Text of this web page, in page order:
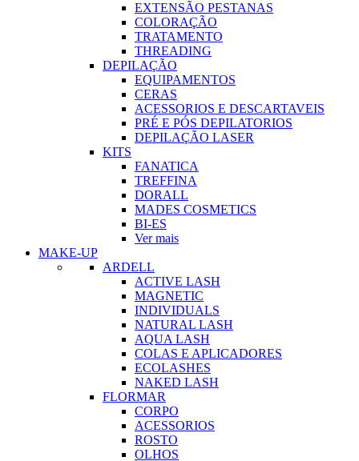
EXTENSÃO PESTANAS
COLORAÇÃO
TRATAMENTO
THREADING
DEPILAÇÃO
EQUIPAMENTOS
CERAS
ACESSORIOS E DESCARTAVEIS
PRÉ E PÓS DEPILATORIOS
DEPILAÇÃO LASER
KITS
FANATICA
TREFFINA
DORALL
MADES COSMETICS
BI-ES
Ver mais
MAKE-UP
ARDELL
ACTIVE LASH
MAGNETIC
INDIVIDUALS
NATURAL LASH
AQUA LASH
COLAS E APLICADORES
ECOLASHES
NAKED LASH
FLORMAR
CORPO
ACESSORIOS
ROSTO
OLHOS